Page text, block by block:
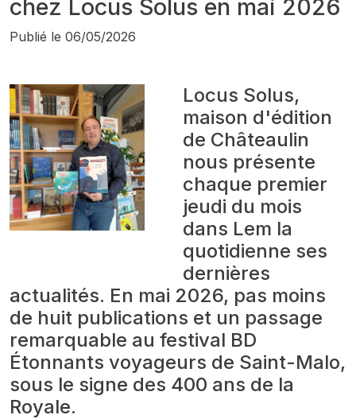
chez Locus Solus en mai 2026
Publié le 06/05/2026
Locus Solus,
maison d'édition
de Châteaulin
nous présente
chaque premier
jeudi du mois
dans Lem la
quotidienne ses
dernières
actualités. En mai 2026, pas moins
de huit publications et un passage
remarquable au festival BD
Étonnants voyageurs de Saint-Malo,
sous le signe des 400 ans de la
Royale.